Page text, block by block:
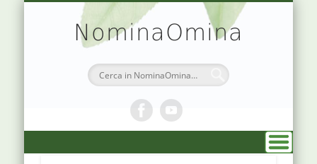
NominaOmina
HOME
CHI SONO
MEDICINA CINESE
SIMBOLOGIA
ATLANTE PUNTI
TEORIA & APPUNTI
DR. AGO
PRENOTAZIONI